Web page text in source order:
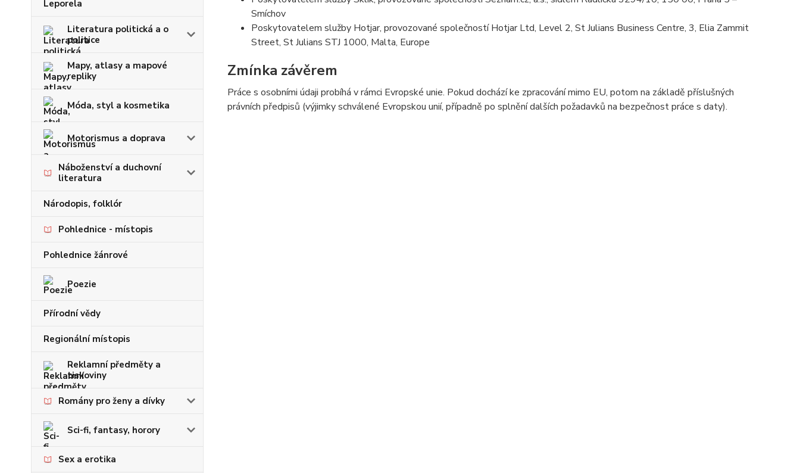
Leporela
Literatura politická a o
politice
Mapy, atlasy a mapové
repliky
Móda, styl a kosmetika
Motorismus a doprava
Náboženství a duchovní
literatura
Národopis, folklór
Pohlednice - místopis
Pohlednice žánrové
Poezie
Přírodní vědy
Regionální místopis
Reklamní předměty a
tiskoviny
Romány pro ženy a dívky
Sci-fi, fantasy, horory
Sex a erotika
Smíchov
Poskytovatelem služby Hotjar, provozované společností Hotjar Ltd, Level 2, St Julians Business Centre, 3, Elia Zammit
Street, St Julians STJ 1000, Malta, Europe
Zmínka závěrem
Práce s osobními údaji probíhá v rámci Evropské unie. Pokud dochází ke zpracování mimo EU, potom na základě příslušných
právních předpisů (výjimky schválené Evropskou unií, případně po splnění dalších požadavků na bezpečnost práce s daty).